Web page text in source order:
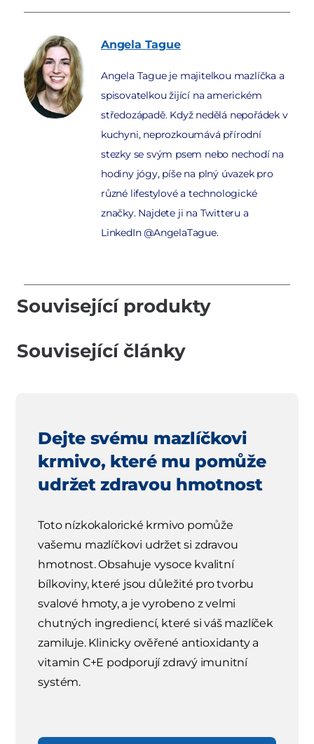
Angela Tague
Angela Tague je majitelkou mazlíčka a
spisovatelkou žijící na americkém
středozápadě. Když nedělá nepořádek v
kuchyni, neprozkoumává přírodní
stezky se svým psem nebo nechodí na
hodiny jógy, píše na plný úvazek pro
různé lifestylové a technologické
značky. Najdete ji na Twitteru a
LinkedIn @AngelaTague.
Související produkty
Související články
Dejte svému mazlíčkovi
krmivo, které mu pomůže
udržet zdravou hmotnost
Toto nízkokalorické krmivo pomůže
vašemu mazlíčkovi udržet si zdravou
hmotnost. Obsahuje vysoce kvalitní
bílkoviny, které jsou důležité pro tvorbu
svalové hmoty, a je vyrobeno z velmi
chutných ingrediencí, které si váš mazlíček
zamiluje. Klinicky ověřené antioxidanty a
vitamin C+E podporují zdravý imunitní
systém.